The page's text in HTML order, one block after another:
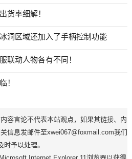
货率细解！
洞区域还加入了手柄控制功能
联动人物各有不同！
！
容言论不代表本站观点，如果其链接、内
信息发邮件至xwei067@foxmail.com我们
时予以处理。